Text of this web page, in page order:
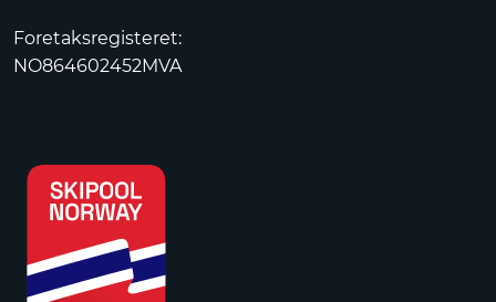
Foretaksregisteret:
NO864602452MVA